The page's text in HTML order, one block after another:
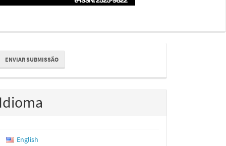
ENVIAR SUBMISSÃO
Idioma
English